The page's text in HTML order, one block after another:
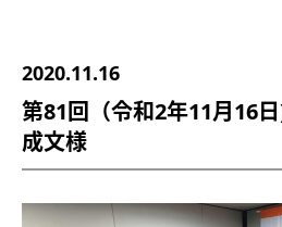
2020.11.16
第81回（令和2年11月16
成文様